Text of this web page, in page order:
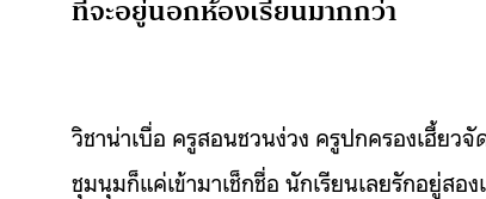
ที่จะอยู่นอกห้องเรียนมากกว่า
วิชาน่าเบื่อ ครูสอนชวนง่วง ครูปกครองเฮี้ย
ชุมนุมก็แค่เข้ามาเช็กชื่อ นักเรียนเลยรักอยู่สอ